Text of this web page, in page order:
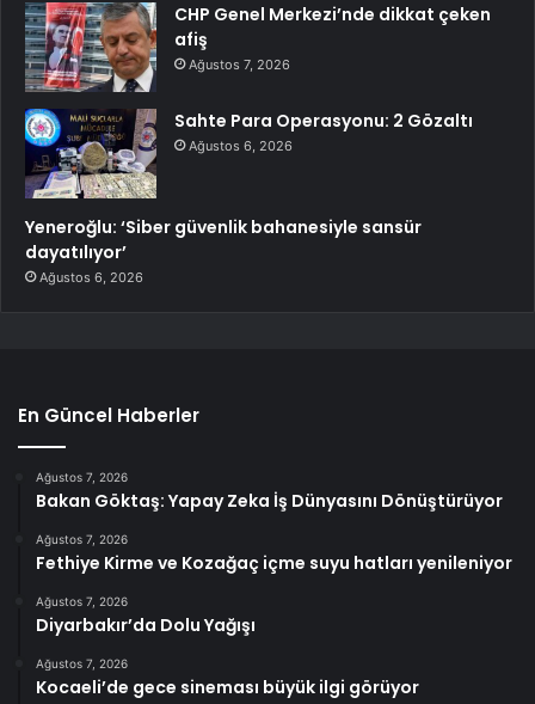
CHP Genel Merkezi’nde dikkat çeken
afiş
Ağustos 7, 2026
Sahte Para Operasyonu: 2 Gözaltı
Ağustos 6, 2026
Yeneroğlu: ‘Siber güvenlik bahanesiyle sansür
dayatılıyor’
Ağustos 6, 2026
En Güncel Haberler
Ağustos 7, 2026
Bakan Göktaş: Yapay Zeka İş Dünyasını Dönüştürüyor
Ağustos 7, 2026
Fethiye Kirme ve Kozağaç içme suyu hatları yenileniyor
Ağustos 7, 2026
Diyarbakır’da Dolu Yağışı
Ağustos 7, 2026
Kocaeli’de gece sineması büyük ilgi görüyor